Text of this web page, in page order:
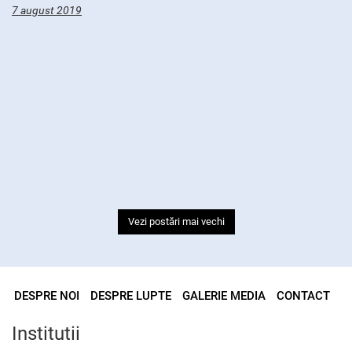
7 august 2019
Vezi postări mai vechi
DESPRE NOI DESPRE LUPTE GALERIE MEDIA CONTACT
Institutii